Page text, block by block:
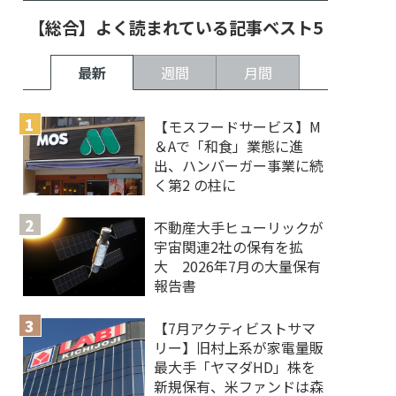
【総合】よく読まれている記事ベスト5
最新 週間 月間
【モスフードサービス】M
＆Aで「和食」業態に進
出、ハンバーガー事業に続
く第2 の柱に
不動産大手ヒューリックが
宇宙関連2社の保有を拡
大 2026年7月の大量保有
報告書
【7月アクティビストサマ
リー】旧村上系が家電量販
最大手「ヤマダHD」株を
新規保有、米ファンドは森